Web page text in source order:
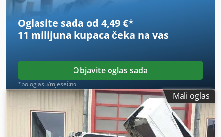
Oglasite sada od 4,49 €*
11 milijuna kupaca čeka na vas
Objavite oglas sada
*po oglasu/mjesečno
Mali oglas